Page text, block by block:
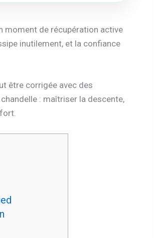
moment de récupération active
inutilement, et la confiance
être corrigée avec des
: maîtriser la descente,